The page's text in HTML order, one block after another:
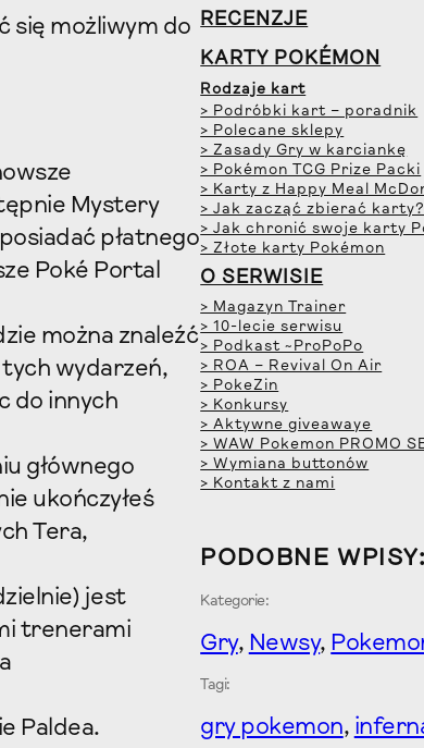
się możliwym do
Mystery
płatnego
Poké Portal
można znaleźć
tych wydarzeń,
do innych
głównego
ukończyłeś
Tera,
jest
trenerami
Paldea.
RECENZJE
KARTY POKÉMON
Rodzaje kart
> Podróbki kart – poradnik
> Polecane sklepy
> Zasady Gry w karciankę
> Pokémon TCG Prize Packi
> Karty z Happy Meal
> Jak zacząć zbierać karty?
> Jak chronić swoje karty
> Złote karty Pokémon
O SERWISIE
> Magazyn Trainer
> 10-lecie serwisu
> Podkast ~ProPoPo
> ROA – Revival On Air
> PokeZin
> Konkursy
> Aktywne giveawaye
> WAW Pokemon PROMO
> Wymiana buttonów
> Kontakt z nami
PODOBNE WPISY:
Kategorie:
Gry, Newsy,
Tagi:
gry pokemon,